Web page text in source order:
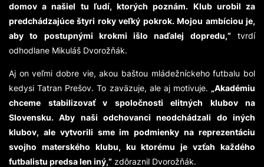
domov a našiel tu ľudí, ktorých poznám. Klub urobil za
predchádzajúce štyri roky veľký pokrok. Mojou ambíciou je,
aby to postupnými krokmi išlo naďalej dopredu,“tvrdí
odhodlane Mikuláš Dvorožňák.
Aj on veľmi dobre vie, akou baštou mládežníckeho futbalu bol
kedysi Tatran Prešov. To zaväzuje, ale aj motivuje. „Akadémiu
chceme stabilizovať v spoločnosti elitných klubov na
Slovensku. Aby naši odchovanci neodchádzali do iných
klubov, ale vytvorili sme im podmienky na reprezentáciu
svojho materského klubu, ku ktorému je vzťah každého
futbalistu predsa len iný,“ zdôraznil Dvorožňák.